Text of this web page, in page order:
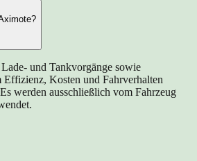
und Tankvorgänge sowie
Effizienz, Kosten und Fahrverhalten
werden ausschließlich vom Fahrzeug